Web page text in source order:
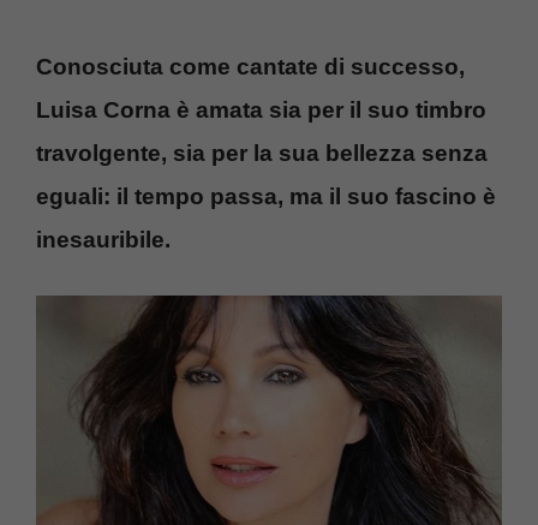
Conosciuta come cantate di successo,
Luisa Corna è amata sia per il suo timbro
travolgente, sia per la sua bellezza senza
eguali: il tempo passa, ma il suo fascino è
inesauribile.